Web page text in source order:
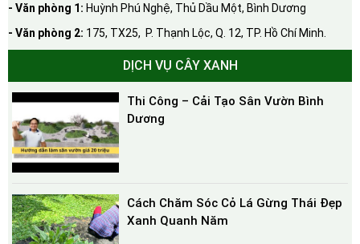
- Văn phòng 1: Huỳnh Phú Nghệ, Thủ Dầu Một, Bình Dương
- Văn phòng 2: 175, TX25, P. Thạnh Lộc, Q. 12, TP. Hồ Chí Minh.
DỊCH VỤ CÂY XANH
Thi Công – Cải Tạo Sân Vườn Bình
Dương
Cách Chăm Sóc Cỏ Lá Gừng Thái Đẹp
Xanh Quanh Năm